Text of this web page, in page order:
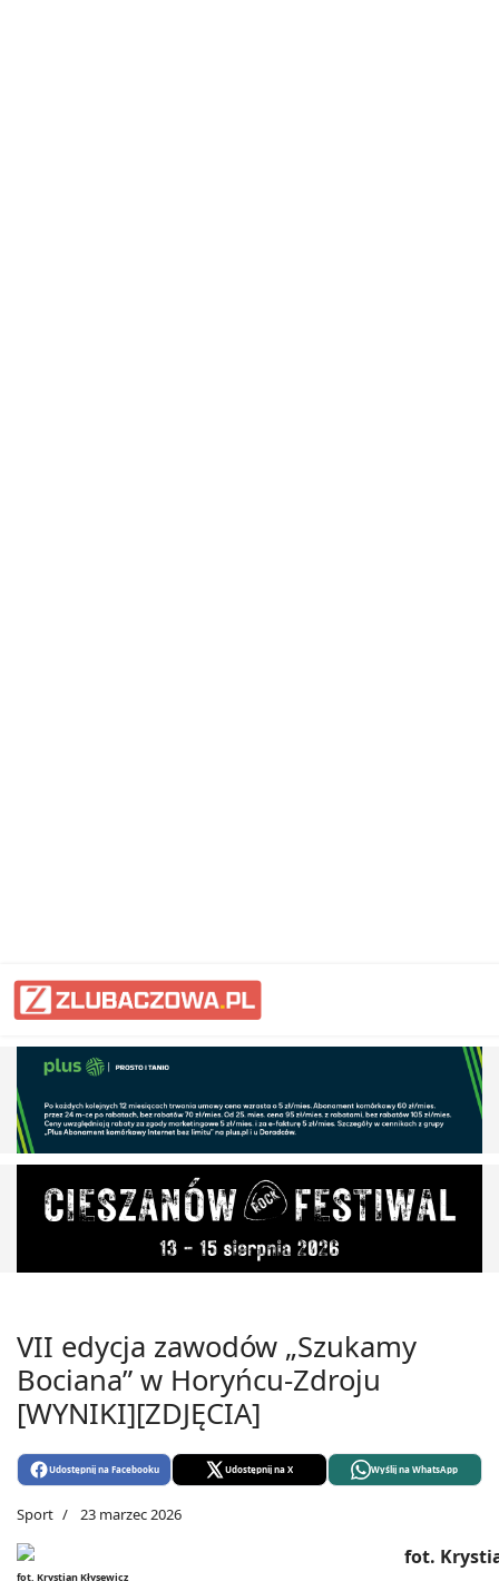
VII edycja zawodów „Szukamy
Bociana” w Horyńcu-Zdroju
[WYNIKI][ZDJĘCIA]
Udostępnij na Facebooku Udostępnij na X Wyślij na WhatsApp
Sport 23 marzec 2026
fot. Krystian Kłysewicz